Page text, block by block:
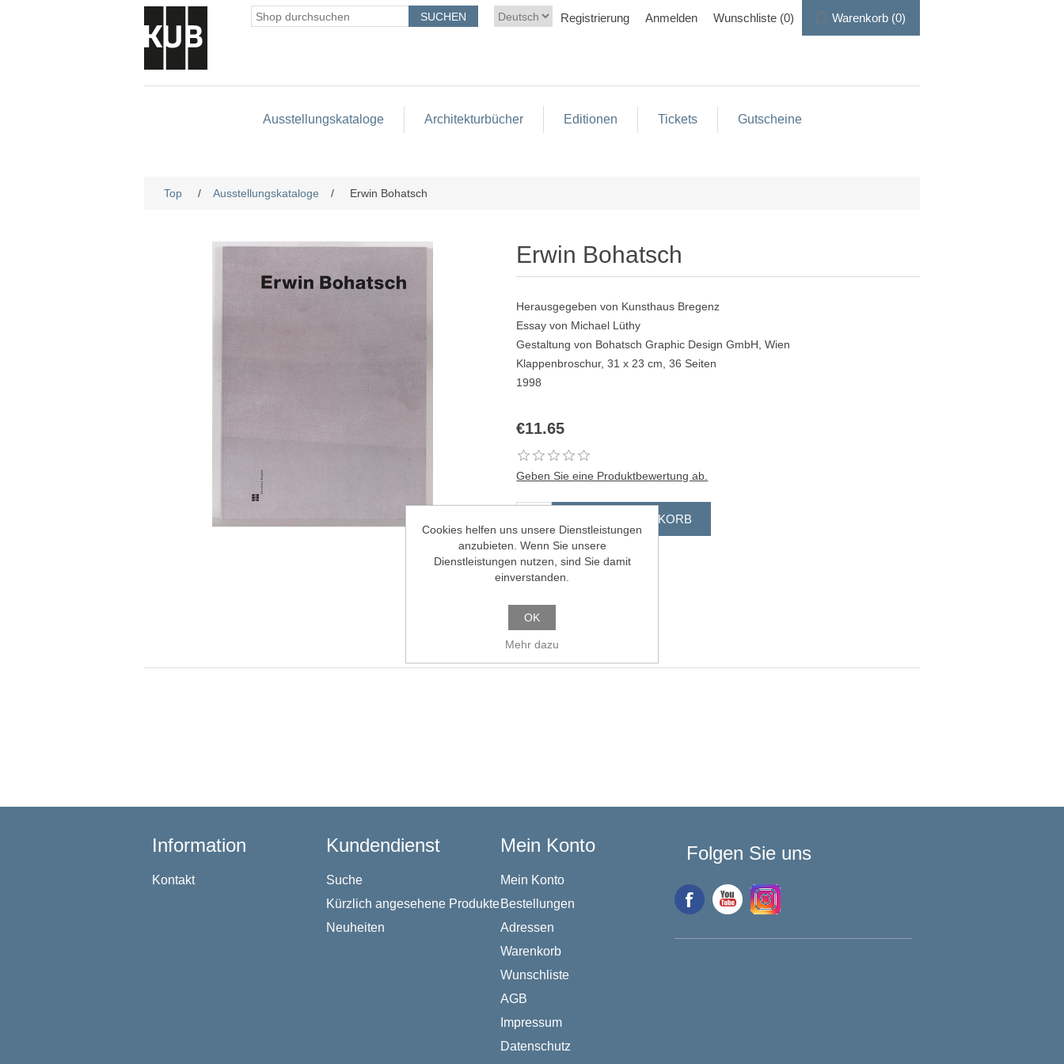
Registrierung Anmelden Wunschliste (0) Warenkorb (0)
Ausstellungskataloge Architekturbücher Editionen Tickets Gutscheine
Top / Ausstellungskataloge / Erwin Bohatsch
Erwin Bohatsch
Herausgegeben von Kunsthaus Bregenz
Essay von Michael Lüthy
Gestaltung von Bohatsch Graphic Design GmbH, Wien
Klappenbroschur, 31 x 23 cm, 36 Seiten
1998
€11.65
Geben Sie eine Produktbewertung ab.
Information
Kontakt
Kundendienst
Suche
Kürzlich angesehene Produkte
Neuheiten
Mein Konto
Mein Konto
Bestellungen
Adressen
Warenkorb
Wunschliste
AGB
Impressum
Datenschutz
Folgen Sie uns
Cookies helfen uns unsere Dienstleistungen
anzubieten. Wenn Sie unsere
Dienstleistungen nutzen, sind Sie damit
einverstanden.
OK
Mehr dazu